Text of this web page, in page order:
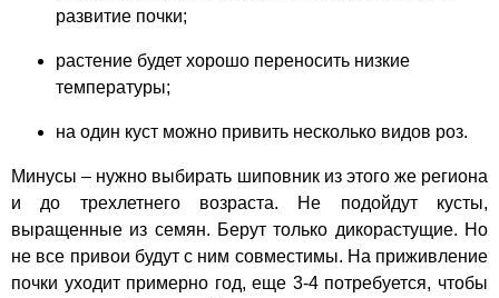
развитие почки;
растение будет хорошо переносить низкие
температуры;
на один куст можно привить несколько видов роз.
Минусы – нужно выбирать шиповник из этого же региона
и до трехлетнего возраста. Не подойдут кусты,
выращенные из семян. Берут только дикорастущие. Но
не все привои будут с ним совместимы. На приживление
почки уходит примерно год, еще 3-4 потребуется, чтобы